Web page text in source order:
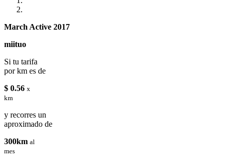
March Active 2017
miituo
Si tu tarifa
por km es de
$ 0.56 x
km
y recorres un
aproximado de
300km al
mes